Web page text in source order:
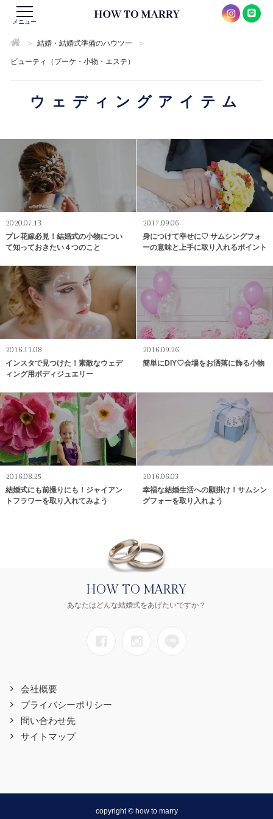
メニュー
> 結婚・結婚式準備のハウツー >
ビューティ（ブーケ・小物・エステ）
ウェディングアイテム
2020.07.13
プレ花嫁必見！結婚式の小物につい
て知っておきたい４つのこと
2017.09.06
身につけて幸せに♡ サムシングフォ
ーの意味と上手に取り入れるポイント
2016.11.08
インスタで見つけた！素敵なウェデ
ィング用ボディジュエリー
2016.09.26
簡単にDIY♡会場をお洒落に飾る小物
2016.08.25
結婚式にも前撮りにも！ジャイアン
トフラワーを取り入れてみよう
2016.06.03
幸福な結婚生活への願掛け！サムシン
グフォーを取り入れよう
HOW TO MARRY
あなたはどんな結婚式をあげたいですか？
会社概要
プライバシーポリシー
問い合わせ先
サイトマップ
copyright © how to marry